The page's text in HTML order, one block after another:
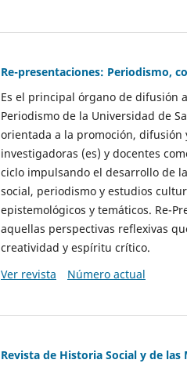
Re-presentaciones: Periodismo,
Es el principal órgano de difusión
Periodismo de la Universidad de
orientada a la promoción,
investigadoras (es) y docentes
ciclo impulsando el desarrollo de
social, periodismo y estudios
epistemológicos y temáticos. Re-
aquellas perspectivas reflexivas
creatividad y espíritu crítico.
Ver revista
Número actual
Revista de Historia Social y de las